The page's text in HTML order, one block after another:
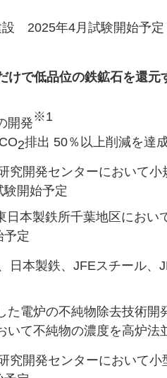
設 2025年4月試験開始予定
けで低品位の鉄鉱石を還
開発※1
2排出 50％以上削減を達
究開発センターにおいて
開始予定
日本製鉄所千葉地区にお
予定
日本製鉄、JFEスチール、
電炉の不純物除去技術開
いて不純物の濃度を高炉
究開発センターにおいて